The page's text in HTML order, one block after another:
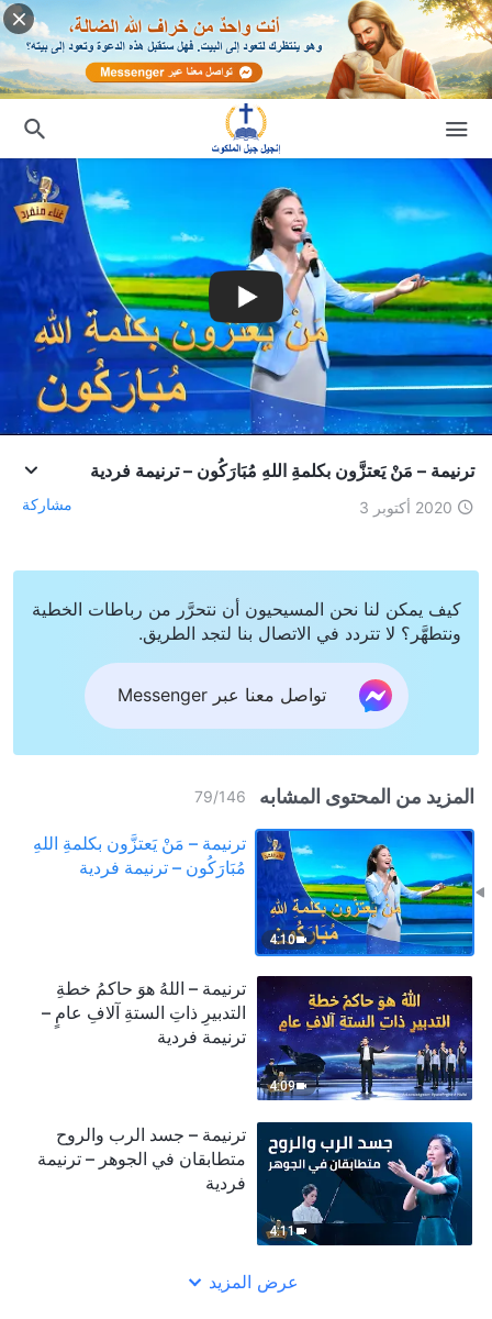
ترنيمة – مَنْ يَعتزَّون بكلمةِ اللهِ مُبَارَكُون – ترنيمة فردية
2020 أكتوبر 3 مشاركة
كيف يمكن لنا نحن المسيحيون أن نتحرَّر من رباطات الخطية
ونتطهَّر؟ لا تتردد في الاتصال بنا لتجد الطريق.
تواصل معنا عبر Messenger
المزيد من المحتوى المشابه 79/146
4:10
ترنيمة – مَنْ يَعتزَّون بكلمةِ اللهِ
مُبَارَكُون – ترنيمة فردية
4:09
ترنيمة – اللهُ هوَ حاكمُ خطةِ
التدبيرِ ذاتِ الستةِ آلافِ عامٍ –
ترنيمة فردية
4:11
ترنيمة – جسد الرب والروح
متطابقان في الجوهر – ترنيمة
فردية
عرض المزيد